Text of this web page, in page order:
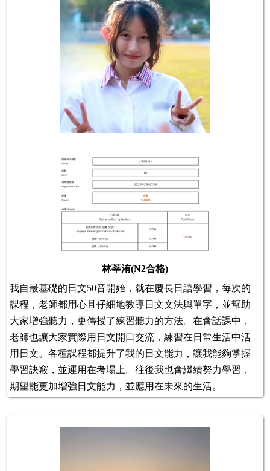
林莘洧(N2合格)
我自最基礎的日文50音開始，就在慶長日語學習，每次的
課程，老師都用心且仔細地教導日文文法與單字，並幫助
大家增強聽力，更傳授了練習聽力的方法。在會話課中，
老師也讓大家實際用日文開口交流，練習在日常生活中活
用日文。各種課程都提升了我的日文能力，讓我能夠掌握
學習訣竅，並運用在考場上。往後我也會繼續努力學習，
期望能更加增強日文能力，並應用在未來的生活。